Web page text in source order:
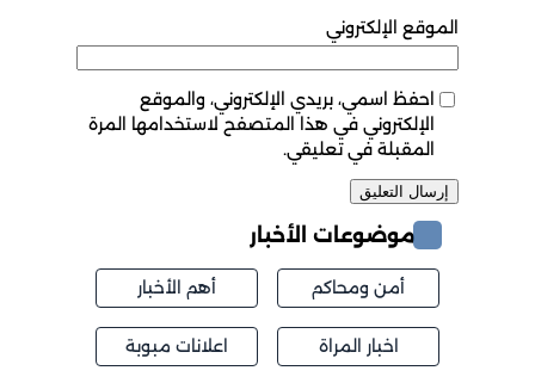
الموقع الإلكتروني
احفظ اسمي، بريدي الإلكتروني، والموقع
الإلكتروني في هذا المتصفح لاستخدامها المرة
المقبلة في تعليقي.
موضوعات الأخبار
أمن ومحاكم أهم الأخبار
اخبار المراة اعلانات مبوبة